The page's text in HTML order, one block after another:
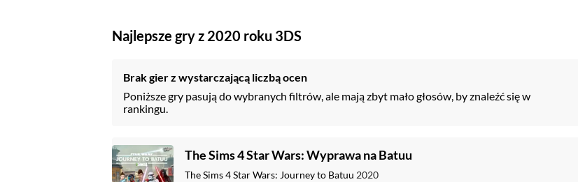
Najlepsze gry z 2020 roku 3DS
Brak gier z wystarczającą liczbą ocen
Poniższe gry pasują do wybranych filtrów, ale mają zbyt mało głosów, by znaleźć się w
rankingu.
The Sims 4 Star Wars: Wyprawa na Batuu
The Sims 4 Star Wars: Journey to Batuu 2020